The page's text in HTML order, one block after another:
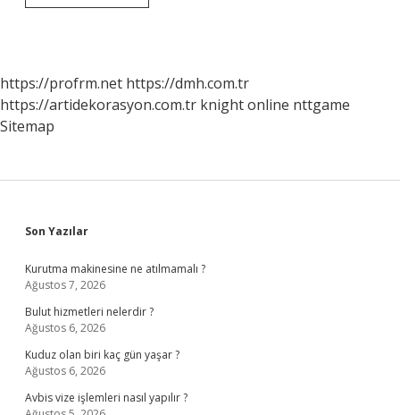
Dünya
https://profrm.net https://dmh.com.tr
https://artidekorasyon.com.tr knight online nttgame
Sitemap
Sidebar
Son Yazılar
Kurutma makinesine ne atılmamalı ?
Ağustos 7, 2026
Bulut hizmetleri nelerdir ?
Ağustos 6, 2026
Kuduz olan biri kaç gün yaşar ?
Ağustos 6, 2026
Avbis vize işlemleri nasıl yapılır ?